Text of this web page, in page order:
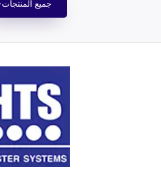
جميع المنتجات